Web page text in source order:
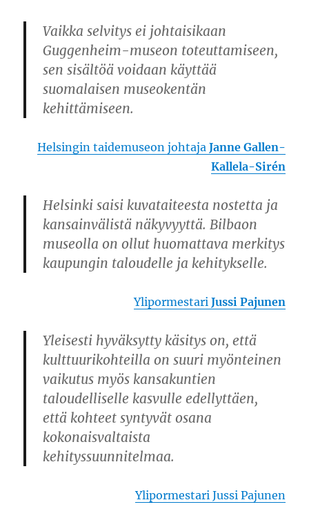
Vaikka selvitys ei johtaisikaan
Guggenheim-museon toteuttamiseen,
sen sisältöä voidaan käyttää
suomalaisen museokentän
kehittämiseen.
Helsingin taidemuseon johtaja Janne Gallen-
Kallela-Sirén
Helsinki saisi kuvataiteesta nostetta ja
kansainvälistä näkyvyyttä. Bilbaon
museolla on ollut huomattava merkitys
kaupungin taloudelle ja kehitykselle.
Ylipormestari Jussi Pajunen
Yleisesti hyväksytty käsitys on, että
kulttuurikohteilla on suuri myönteinen
vaikutus myös kansakuntien
taloudelliselle kasvulle edellyttäen,
että kohteet syntyvät osana
kokonaisvaltaista
kehityssuunnitelmaa.
Ylipormestari Jussi Pajunen